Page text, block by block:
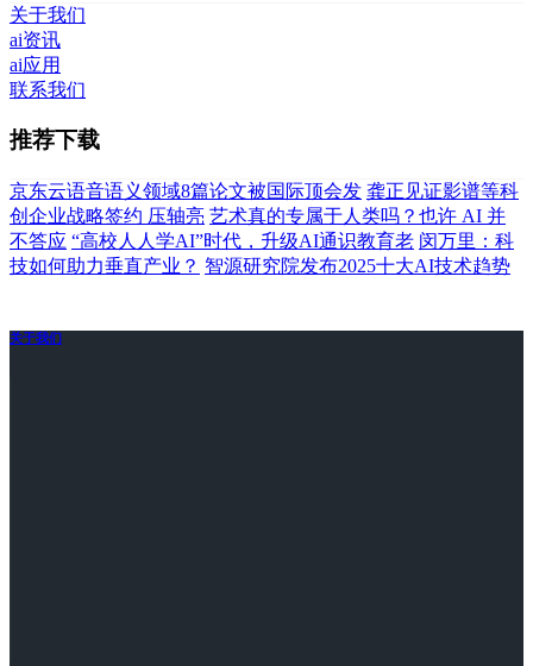
关于我们
ai资讯
ai应用
联系我们
推荐下载
京东云语音语义领域8篇论文被国际顶会发 龚正见证影谱等科
创企业战略签约 压轴亮 艺术真的专属于人类吗？也许 AI 并
不答应 “高校人人学AI”时代，升级AI通识教育老 闵万里：科
技如何助力垂直产业？ 智源研究院发布2025十大AI技术趋势
关于我们